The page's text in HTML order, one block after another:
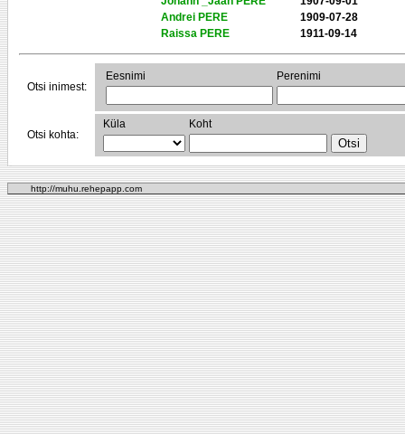
Andrei PERE
1909-07-28
Raissa PERE
1911-09-14
Otsi inimest:
Eesnimi Perenimi
Otsi kohta:
Küla Koht
http://muhu.rehepapp.com